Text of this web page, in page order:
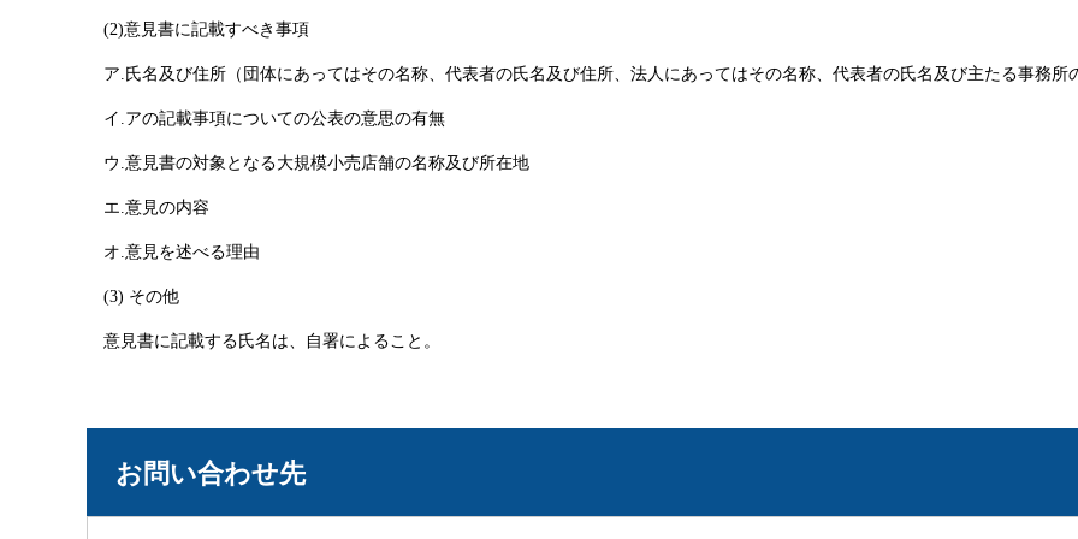
(2)意見書に記載すべき事項
ア.氏名及び住所（団体にあってはその名称、代表者の氏名及び住所、法人にあってはその名称、代表者の氏名及び主たる事務所
イ.アの記載事項についての公表の意思の有無
ウ.意見書の対象となる大規模小売店舗の名称及び所在地
エ.意見の内容
オ.意見を述べる理由
(3) その他
意見書に記載する氏名は、自署によること。
お問い合わせ先